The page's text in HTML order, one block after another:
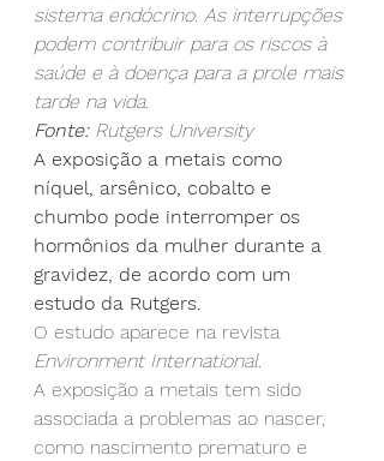
sistema endócrino. As interrupções
podem contribuir para os riscos à
saúde e à doença para a prole mais
tarde na vida.
Fonte: Rutgers University
A exposição a metais como
níquel, arsênico, cobalto e
chumbo pode interromper os
hormônios da mulher durante a
gravidez, de acordo com um
estudo da Rutgers.
O estudo aparece na revista
Environment International.
A exposição a metais tem sido
associada a problemas ao nascer,
como nascimento prematuro e